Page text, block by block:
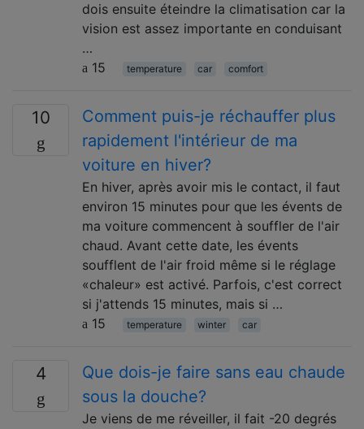
dois ensuite éteindre la climatisation car la
vision est assez importante en conduisant
…
15
temperature car comfort
10
Comment puis-je réchauffer plus
rapidement l'intérieur de ma
voiture en hiver?
En hiver, après avoir mis le contact, il faut
environ 15 minutes pour que les évents de
ma voiture commencent à souffler de l'air
chaud. Avant cette date, les évents
soufflent de l'air froid même si le réglage
«chaleur» est activé. Parfois, c'est correct
si j'attends 15 minutes, mais si …
15
temperature winter car
4
Que dois-je faire sans eau chaude
sous la douche?
Je viens de me réveiller, il fait -20 degrés